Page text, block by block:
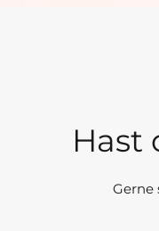
Hast
Gerne